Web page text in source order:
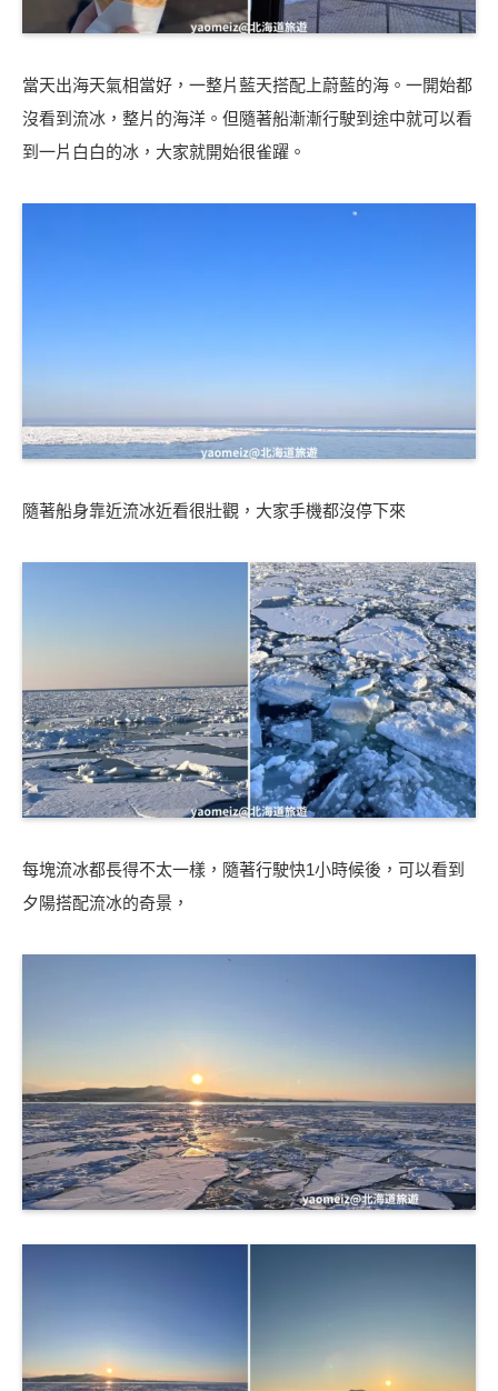
當天出海天氣相當好，一整片藍天搭配上蔚藍的海。一開始都
沒看到流冰，整片的海洋。但隨著船漸漸行駛到途中就可以看
到一片白白的冰，大家就開始很雀躍。
隨著船身靠近流冰近看很壯觀，大家手機都沒停下來
每塊流冰都長得不太一樣，隨著行駛快1小時候後，可以看到
夕陽搭配流冰的奇景，